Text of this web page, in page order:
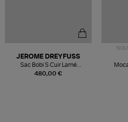
480,00 €
JEROME DREYFUSS
Sac Bobi S Cuir Lamé
Champagne